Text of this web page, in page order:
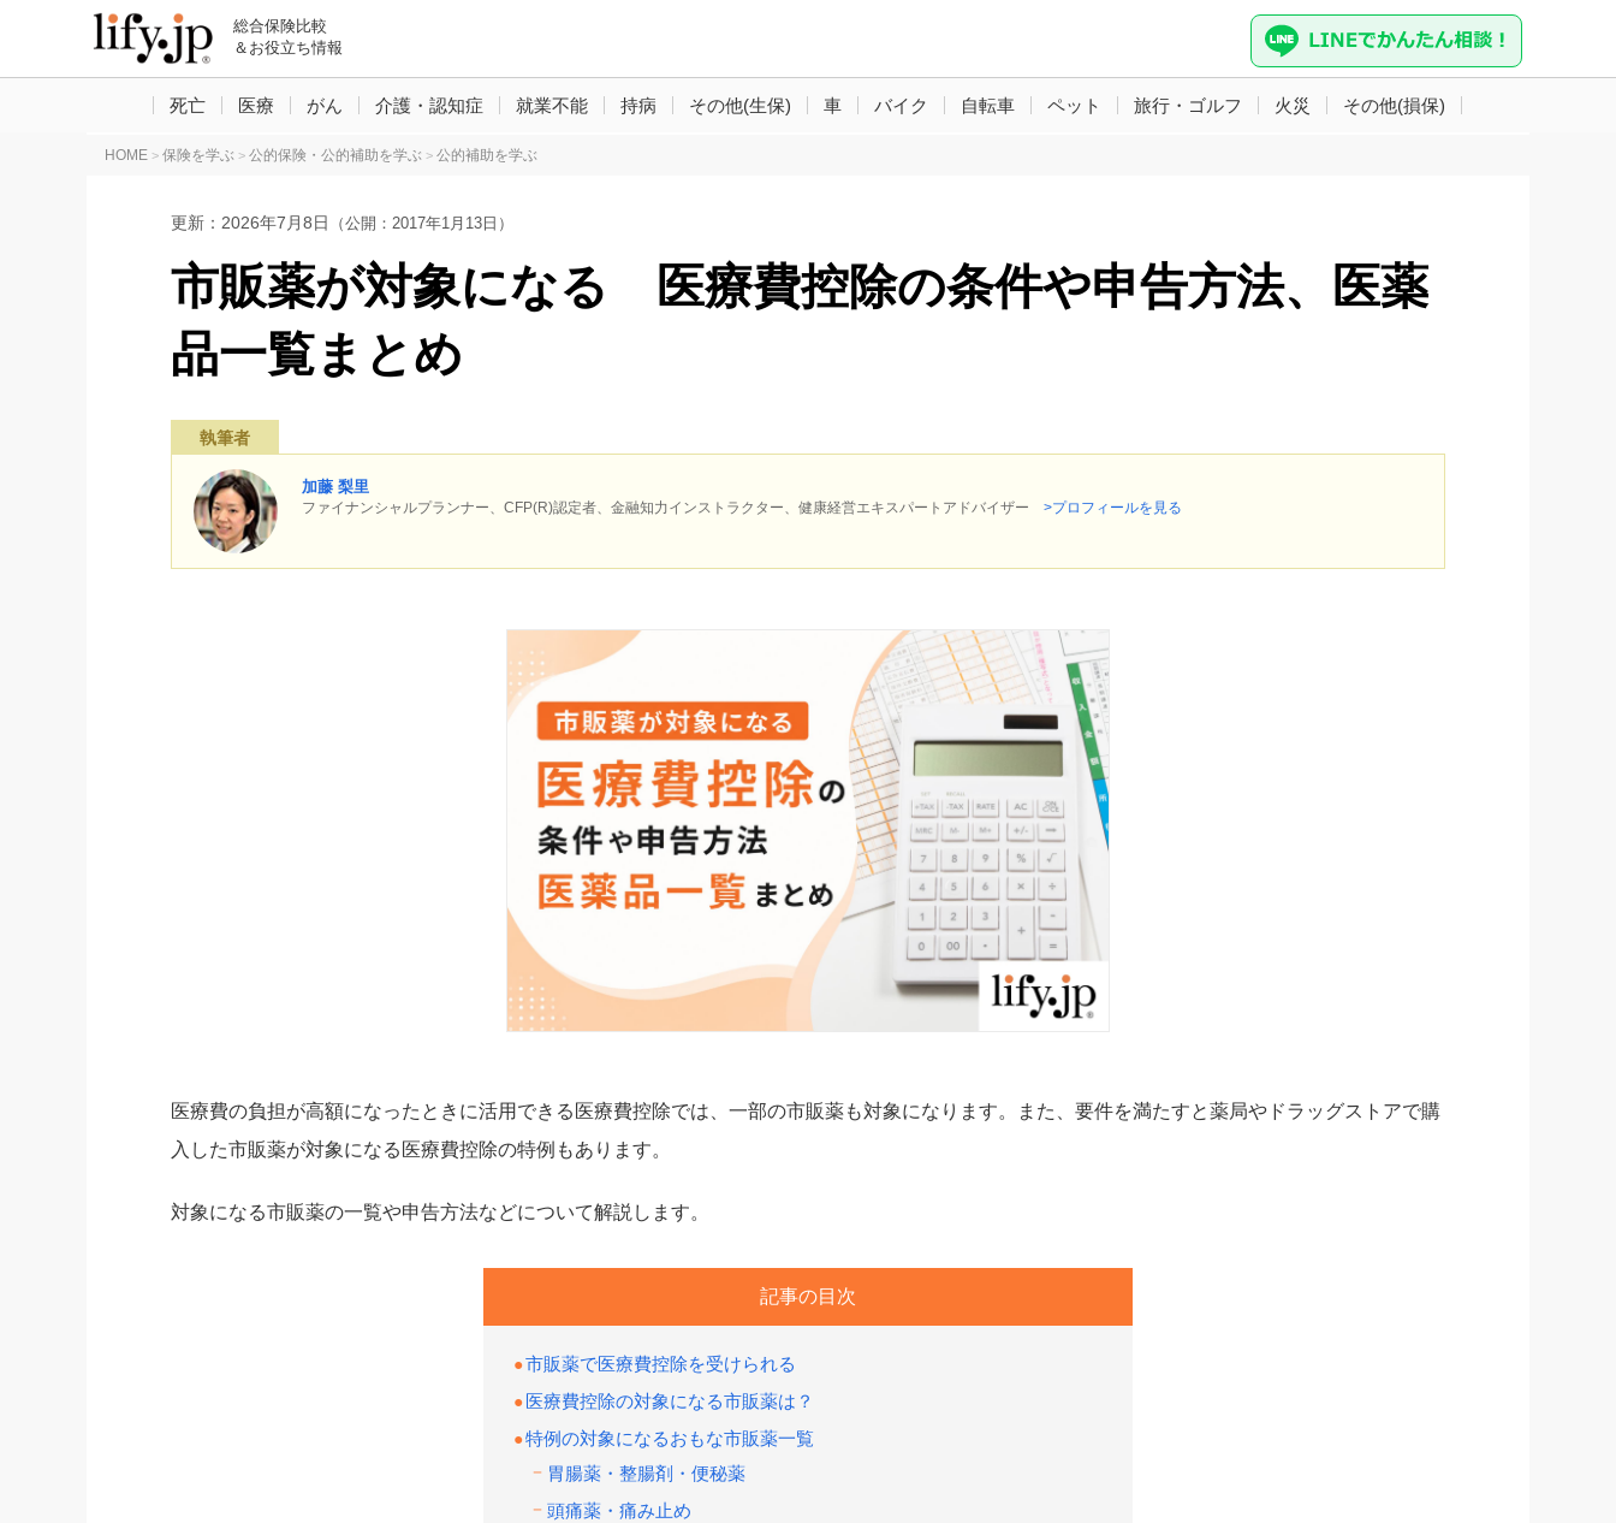
総合保険比較
＆お役立ち情報
死亡 医療 がん 介護・認知症 就業不能 持病 その他(生保) 車 バイク 自転車 ペット 旅行・ゴルフ 火災 その他(損保)
HOME > 保険を学ぶ > 公的保険・公的補助を学ぶ > 公的補助を学ぶ
更新： 2026年7月8日 （公開：2017年1月13日）
市販薬が対象になる 医療費控除の条件や申告方法、医薬
品一覧まとめ
執筆者
加藤 梨里
ファイナンシャルプランナー、CFP(R)認定者、金融知力インストラクター、健康経営エキスパートアドバイザー >プロフィールを見る
医療費の負担が高額になったときに活用できる医療費控除では、一部の市販薬も対象になります。また、要件を満たすと薬局やドラッグストアで購
入した市販薬が対象になる医療費控除の特例もあります。
対象になる市販薬の一覧や申告方法などについて解説します。
記事の目次
市販薬で医療費控除を受けられる
医療費控除の対象になる市販薬は？
特例の対象になるおもな市販薬一覧
胃腸薬・整腸剤・便秘薬
頭痛薬・痛み止め